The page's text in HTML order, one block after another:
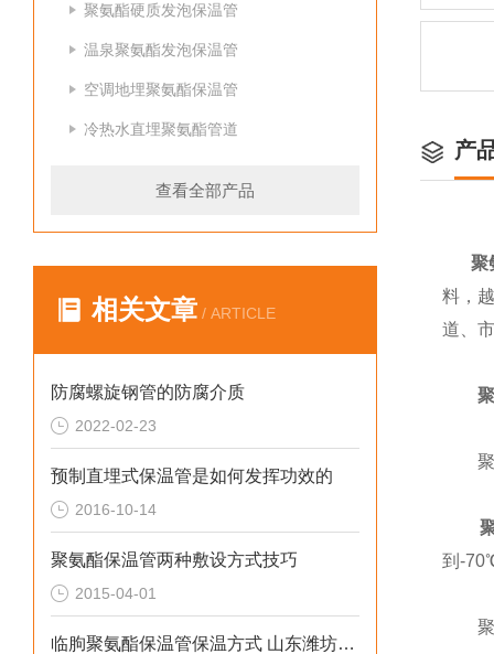
聚氨酯硬质发泡保温管
温泉聚氨酯发泡保温管
空调地埋聚氨酯保温管
冷热水直埋聚氨酯管道
查看全部产品
相关文章 / ARTICLE
防腐螺旋钢管的防腐介质
2022-02-23
预制直埋式保温管是如何发挥功效的
2016-10-14
聚氨酯保温管两种敷设方式技巧
2015-04-01
临朐聚氨酯保温管保温方式 山东潍坊保温管
产
聚
料，
道、
聚氨
到-
聚